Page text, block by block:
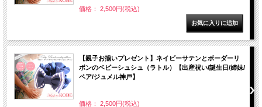
価格： 2,500円(税込)
【親子お揃いプレゼント】ネイビーサテンとボーダーリ
ボンのベビーシュシュ（ラトル）【出産祝い/誕生日/姉妹/
ペア/ジュメル神戸】
価格： 2,500円(税込)